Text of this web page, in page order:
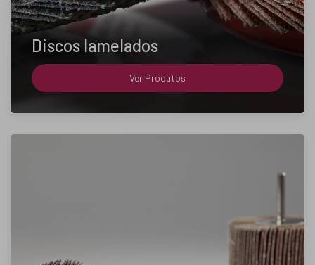
Discos lamelados
Ver Produtos